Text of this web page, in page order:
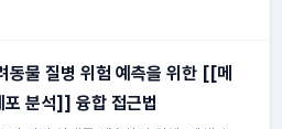
동물 질병 위험 예측을 위한 [[메
분석]] 융합 접근법